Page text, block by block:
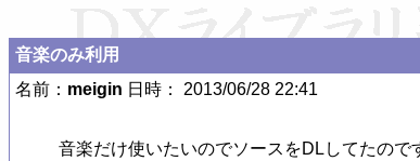
音楽のみ利用
名前： meigin 日時： 2013/06/28 22:41
音楽だけ使いたいのでソースをDLしてたので